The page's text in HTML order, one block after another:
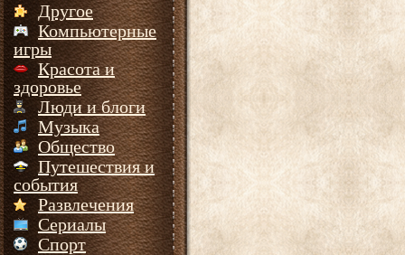
Другое
Компьютерные
игры
Красота и
здоровье
Люди и блоги
Музыка
Общество
Путешествия и
события
Развлечения
Сериалы
Спорт